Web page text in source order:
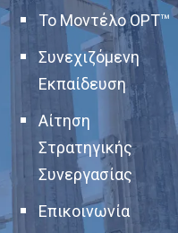
Το Μοντέλο OPT™
Συνεχιζόμενη
Εκπαίδευση
Αίτηση
Στρατηγικής
Συνεργασίας
Επικοινωνία